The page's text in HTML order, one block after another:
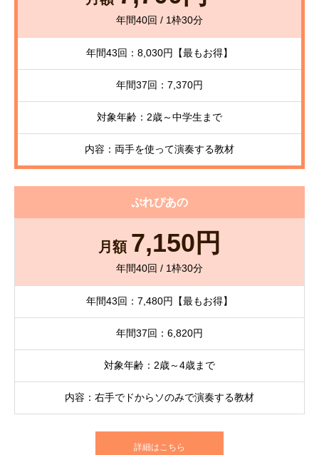
年間40回 / 1枠30分
年間43回：8,030円【最もお得】
年間37回：7,370円
対象年齢：2歳～中学生まで
内容：両手を使って演奏する教材
ぷれぴあの
月額 7,150円
年間40回 / 1枠30分
年間43回：7,480円【最もお得】
年間37回：6,820円
対象年齢：2歳～4歳まで
内容：右手でドからソのみで演奏する教材
詳細はこちら